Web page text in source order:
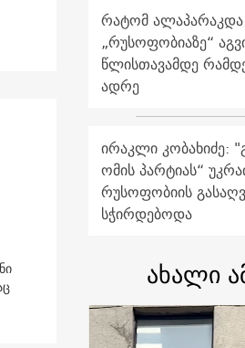
რატომ ალაპარაკდა
„რუსოფობიაზე“
წლისთავამდე
ადრე
ირაკლი
ომის პარტიას“
რუსოფობიის
სჭირდებოდა
ახალი